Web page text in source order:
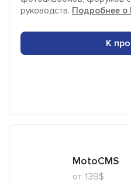
руководств. Подробнее о
К
MotoCMS
от 139$